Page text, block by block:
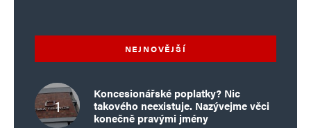
NEJNOVĚJŠÍ
Koncesionářské poplatky? Nic
takového neexistuje. Nazývejme věci
konečně pravými jmény